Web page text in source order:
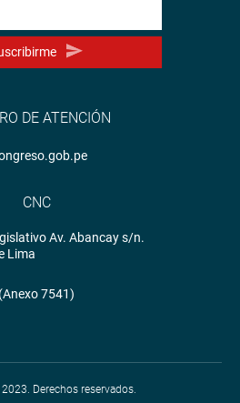
DE ATENCIÓN
CNC
Av. Abancay s/n.
Lima
7541)
Derechos reservados.